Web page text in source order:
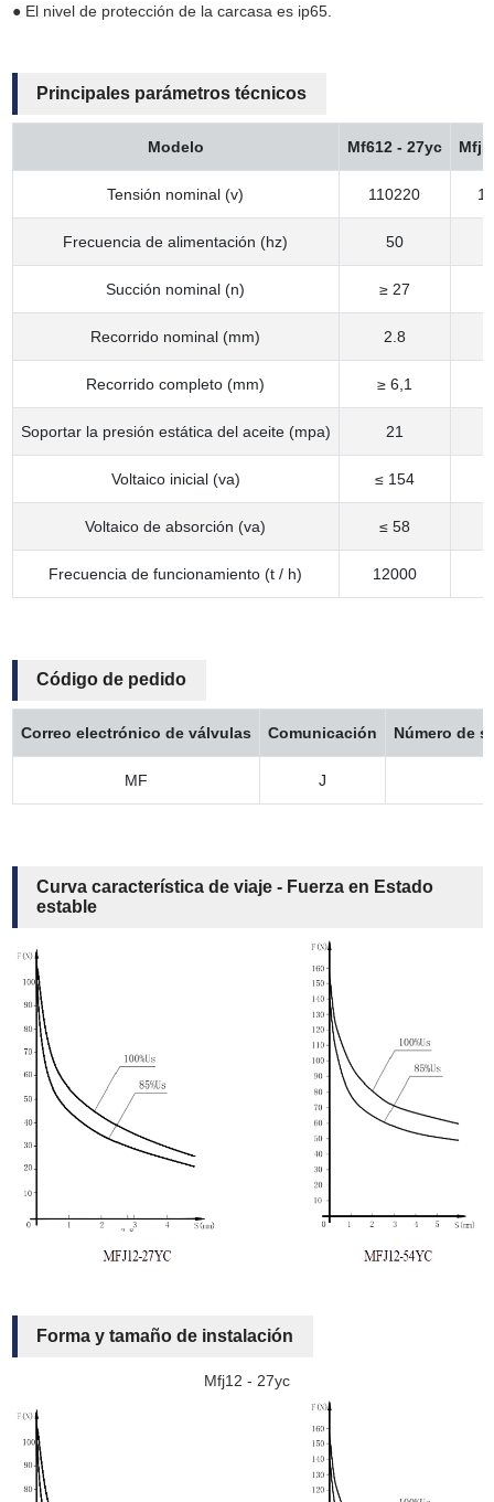
● El nivel de protección de la carcasa es ip65.
Principales parámetros técnicos
Modelo Mf612 - 27yc
Tensión nominal (v) 110220
Frecuencia de alimentación (hz) 50
Succión nominal (n) ≥ 27
Recorrido nominal (mm) 2.8
Recorrido completo (mm) ≥ 6,1
Soportar la presión estática del aceite (mpa) 21
Voltaico inicial (va) ≤ 154
Voltaico de absorción (va) ≤ 58
Frecuencia de funcionamiento (t / h) 12000
Código de pedido
Correo electrónico de válvulas Comunicación Número de
MF J
Curva característica de viaje - Fuerza en Estado
estable
Forma y tamaño de instalación
Mfj12 - 27yc